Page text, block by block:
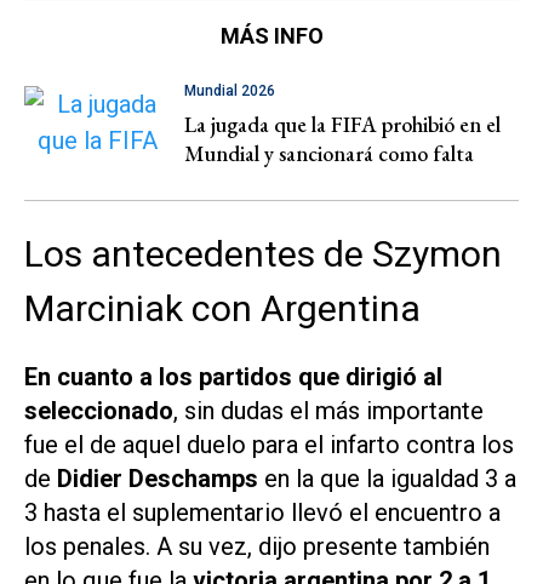
MÁS INFO
Mundial 2026
La jugada que la FIFA prohibió en el
Mundial y sancionará como falta
Los antecedentes de Szymon
Marciniak con Argentina
En cuanto a los partidos que dirigió al
seleccionado, sin dudas el más importante
fue el de aquel duelo para el infarto contra los
de Didier Deschamps en la que la igualdad 3 a
3 hasta el suplementario llevó el encuentro a
los penales. A su vez, dijo presente también